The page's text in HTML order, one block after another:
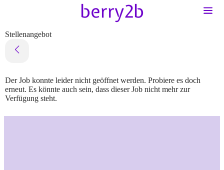
Stellenangebot
Der Job konnte leider nicht geöffnet werden. Probiere es doch
erneut. Es könnte auch sein, dass dieser Job nicht mehr zur
Verfügung steht.